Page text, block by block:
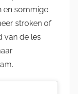
en sommige
stroken of
van de les